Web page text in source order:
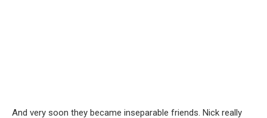
And very soon they became inseparable friends. Nick really